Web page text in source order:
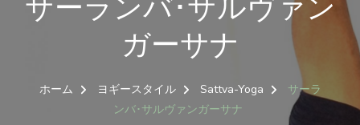
サーランバ･サルヴァン
ガーサナ
ホーム ヨギースタイル Sattva-Yoga
サーラ
ンバ･サルヴァンガーサナ